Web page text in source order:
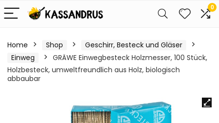
0
Home Shop
Geschirr, Besteck und Gläser
Einweg
GRÄWE Einwegbesteck Holzmesser, 100 Stück,
Holzbesteck, umweltfreundlich aus Holz, biologisch
abbaubar